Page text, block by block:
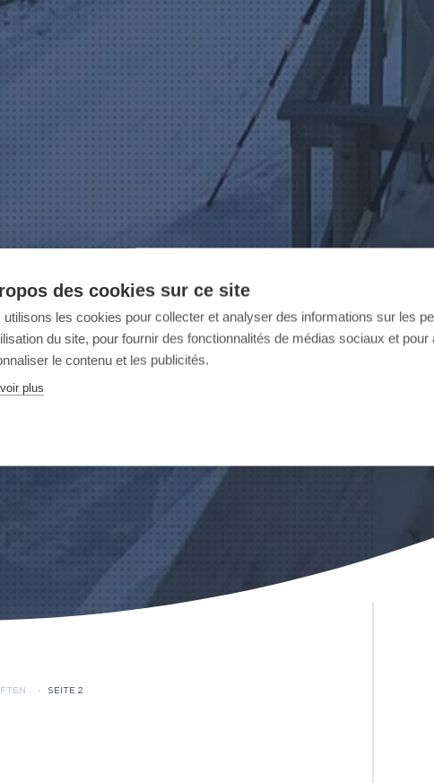
· SEITE 2
des cookies sur ce site
utilisons les cookies pour collecter et analyser des informations sur les
du site, pour fournir des fonctionnalités de médias sociaux et pour
le contenu et les publicités.
plus